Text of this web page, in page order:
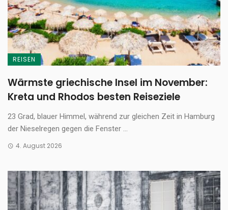
REISEN
Wärmste griechische Insel im November:
Kreta und Rhodos besten Reiseziele
23 Grad, blauer Himmel, während zur gleichen Zeit in Hamburg
der Nieselregen gegen die Fenster ...
4. August 2026